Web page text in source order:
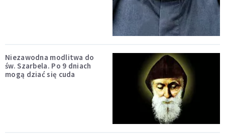
Niezawodna modlitwa do
św. Szarbela. Po 9 dniach
mogą dziać się cuda